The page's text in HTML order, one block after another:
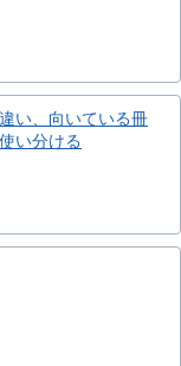
い、向いている冊
い分ける